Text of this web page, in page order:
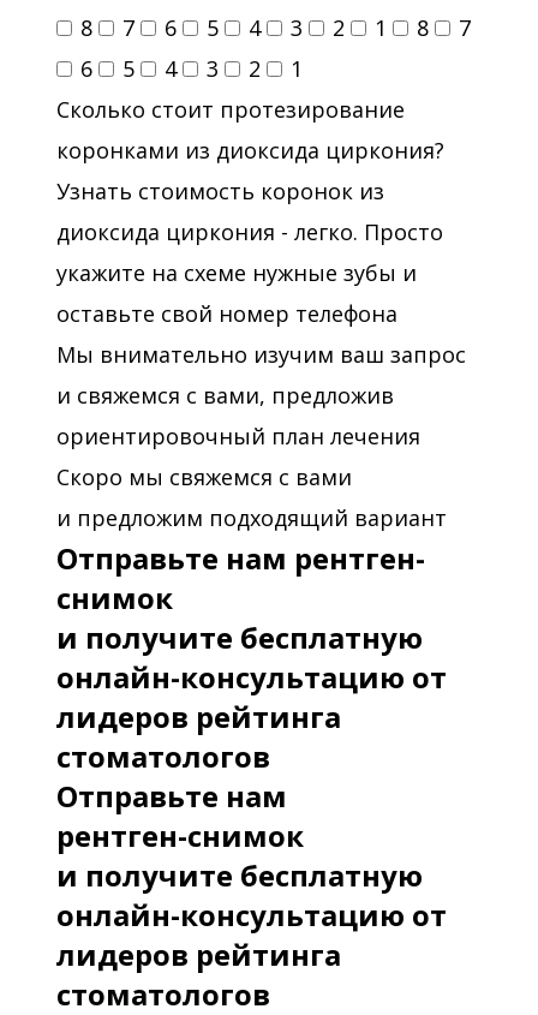
8
7 6 5 4 3 2 1 8
7
6
5 4 3 2
1
Сколько стоит протезирование
коронками из диоксида циркония?
Узнать стоимость коронок из
диоксида циркония - легко. Просто
укажите на схеме нужные зубы и
оставьте свой номер телефона
Мы внимательно изучим ваш запрос
и свяжемся с вами, предложив
ориентировочный план лечения
Скоро мы свяжемся с вами
и предложим подходящий вариант
Отправьте нам рентген-
снимок
и получите бесплатную
онлайн-консультацию от
лидеров рейтинга
стоматологов
Отправьте нам
рентген-снимок
и получите бесплатную
онлайн-консультацию от
лидеров рейтинга
стоматологов